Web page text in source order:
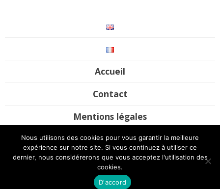
Accueil
Contact
Mentions légales
©2017-2020 Futura Mobility. All rights reserved / Site byUP Digital
Studio
Nous utilisons des cookies pour vous garantir la meilleure
expérience sur notre site. Si vous continuez à utiliser ce
dernier, nous considérerons que vous acceptez l'utilisation des
cookies.
D'accord